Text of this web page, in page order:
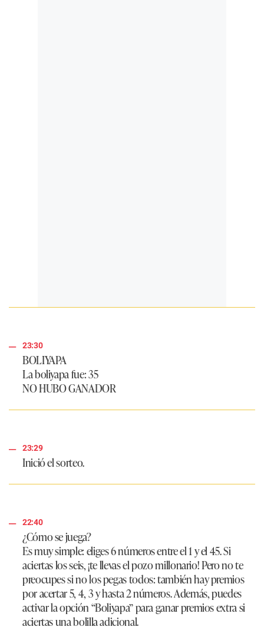
23:30
BOLIYAPA
La boliyapa fue: 35
NO HUBO GANADOR
23:29
Inició el sorteo.
22:40
¿Cómo se juega?
Es muy simple: eliges 6 números entre el 1 y el 45. Si
aciertas los seis, ¡te llevas el pozo millonario! Pero no te
preocupes si no los pegas todos: también hay premios
por acertar 5, 4, 3 y hasta 2 números. Además, puedes
activar la opción “Boliyapa” para ganar premios extra si
aciertas una bolilla adicional.